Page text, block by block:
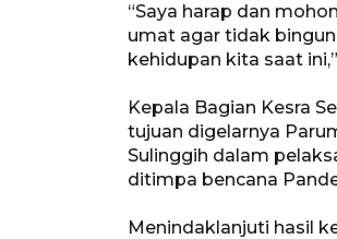
“Saya harap dan
umat agar tidak
kehidupan kita saat
Kepala Bagian Kesra
tujuan digelarnya
Sulinggih dalam
ditimpa bencana
Menindaklanjuti hasil